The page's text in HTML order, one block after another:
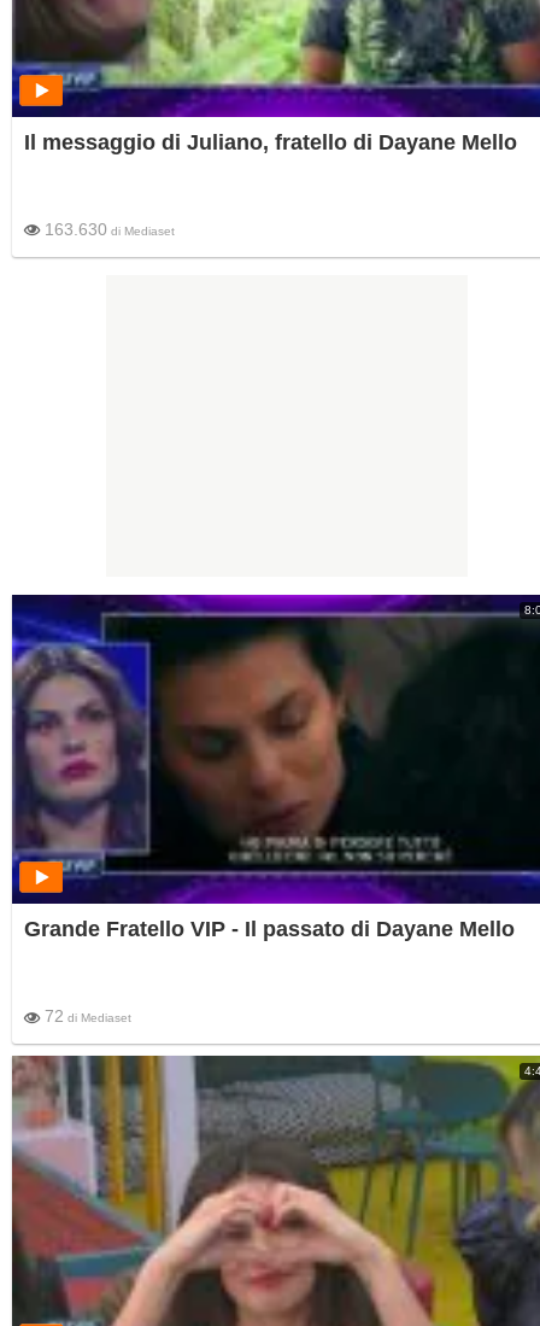
Il messaggio di Juliano, fratello di Dayane Mello
163.630 di Mediaset
Grande Fratello VIP - Il passato di Dayane Mello
72 di Mediaset